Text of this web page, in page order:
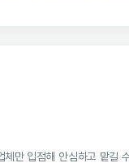
체만 입점해 안심하고 맡길